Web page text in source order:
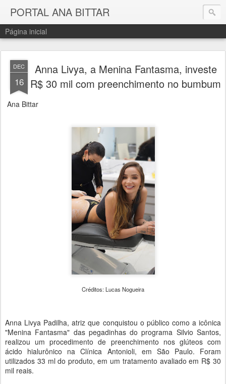
PORTAL ANA BITTAR
Página inicial
DEC
16
Anna Livya, a Menina Fantasma, investe
R$ 30 mil com preenchimento no bumbum
Ana Bittar
Créditos: Lucas Nogueira
Anna Livya Padilha, atriz que conquistou o público como a icônica
"Menina Fantasma" das pegadinhas do programa Silvio Santos,
realizou um procedimento de preenchimento nos glúteos com
ácido hialurônico na Clínica Antonioli, em São Paulo. Foram
utilizados 33 ml do produto, em um tratamento avaliado em R$ 30
mil reais.